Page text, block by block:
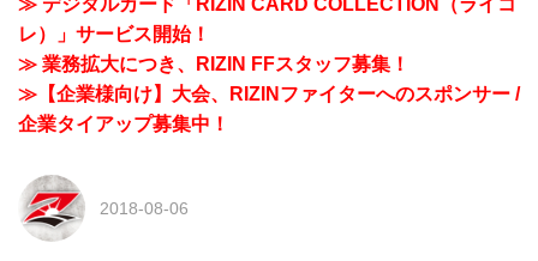
レ）」サービス開始！
≫ 業務拡大につき、RIZIN FFスタッフ募集！
≫【企業様向け】大会、RIZINファイターへのスポンサー /
企業タイアップ募集中！
2018-08-06